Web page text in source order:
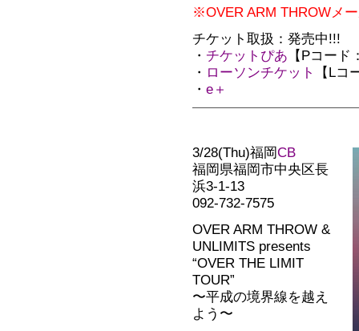
※OVER ARM THROWメ
チケット取扱：発売中!!!
・ チケットぴあ 【Pコード
・ ローソンチケット
【Lコ
・ e＋
3/28(Thu)福岡CB
福岡県福岡市中央区長
浜3-1-13
092-732-7575
OVER ARM THROW &
UNLIMITS presents
“OVER THE LIMIT
TOUR”
〜平成の境界線を越え
よう〜